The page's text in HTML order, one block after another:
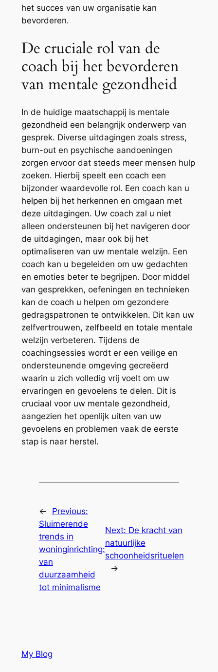
het succes van uw organisatie kan
bevorderen.
De cruciale rol van de
coach bij het bevorderen
van mentale gezondheid
In de huidige maatschappij is mentale
gezondheid een belangrijk onderwerp van
gesprek. Diverse uitdagingen zoals stress,
burn-out en psychische aandoeningen
zorgen ervoor dat steeds meer mensen hulp
zoeken. Hierbij speelt een coach een
bijzonder waardevolle rol. Een coach kan u
helpen bij het herkennen en omgaan met
deze uitdagingen. Uw coach zal u niet
alleen ondersteunen bij het navigeren door
de uitdagingen, maar ook bij het
optimaliseren van uw mentale welzijn. Een
coach kan u begeleiden om uw gedachten
en emoties beter te begrijpen. Door middel
van gesprekken, oefeningen en technieken
kan de coach u helpen om gezondere
gedragspatronen te ontwikkelen. Dit kan uw
zelfvertrouwen, zelfbeeld en totale mentale
welzijn verbeteren. Tijdens de
coachingsessies wordt er een veilige en
ondersteunende omgeving gecreëerd
waarin u zich volledig vrij voelt om uw
ervaringen en gevoelens te delen. Dit is
cruciaal voor uw mentale gezondheid,
aangezien het openlijk uiten van uw
gevoelens en problemen vaak de eerste
stap is naar herstel.
←
Previous:
Sluimerende
trends in
woninginrichting:
van
duurzaamheid
tot minimalisme
Next: De kracht van
natuurlijke
schoonheidsrituelen
→
My Blog